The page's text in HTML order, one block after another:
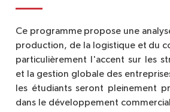
Ce programme propose une
production, de la logistique et du
particulièrement l'accent sur les
et la gestion globale des
les étudiants seront pleinement
dans le développement